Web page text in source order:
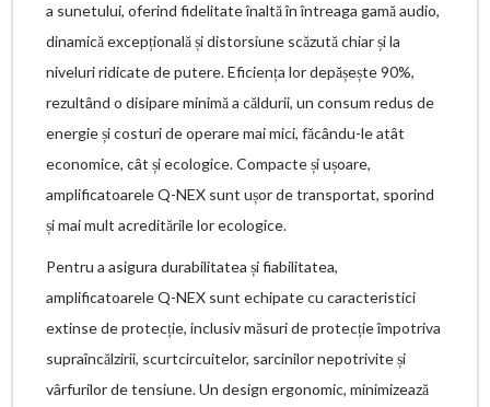
a sunetului, oferind fidelitate înaltă în întreaga gamă audio,
dinamică excepțională și distorsiune scăzută chiar și la
niveluri ridicate de putere. Eficiența lor depășește 90%,
rezultând o disipare minimă a căldurii, un consum redus de
energie și costuri de operare mai mici, făcându-le atât
economice, cât și ecologice. Compacte și ușoare,
amplificatoarele Q-NEX sunt ușor de transportat, sporind
și mai mult acreditările lor ecologice.
Pentru a asigura durabilitatea și fiabilitatea,
amplificatoarele Q-NEX sunt echipate cu caracteristici
extinse de protecție, inclusiv măsuri de protecție împotriva
supraîncălzirii, scurtcircuitelor, sarcinilor nepotrivite și
vârfurilor de tensiune. Un design ergonomic, minimizează